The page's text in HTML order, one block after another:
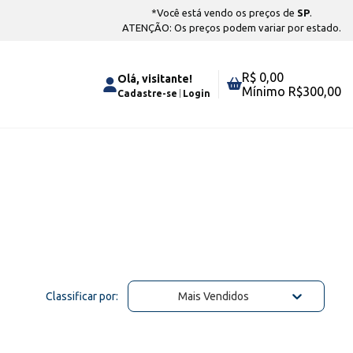
*Você está vendo os preços de SP.
ATENÇÃO: Os preços podem variar por estado.
Olá, visitante!
Cadastre-se Login
R$ 0,00
Mínimo R$300,00
Classificar por: Mais Vendidos